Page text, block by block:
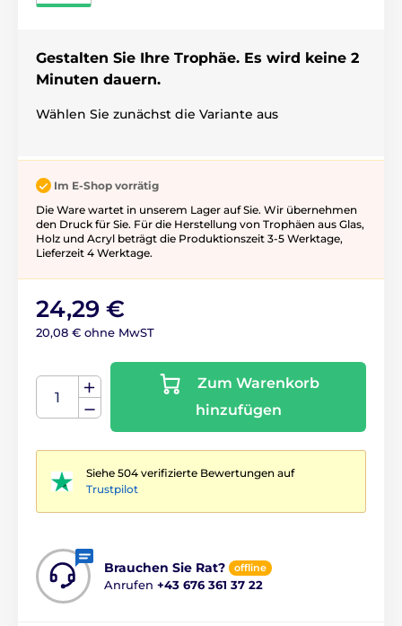
Gestalten Sie Ihre Trophäe. Es wird keine 2
Minuten dauern.
Wählen Sie zunächst die Variante aus
Im E-Shop vorrätig
Die Ware wartet in unserem Lager auf Sie. Wir übernehmen
den Druck für Sie. Für die Herstellung von Trophäen aus Glas,
Holz und Acryl beträgt die Produktionszeit 3-5 ​​Werktage,
Lieferzeit 4 Werktage.
24,29 €
20,08 € ohne MwST
Zum Warenkorb
hinzufügen
Siehe 504 verifizierte Bewertungen auf
Trustpilot
Brauchen Sie Rat? offline
Anrufen +43 676 361 37 22